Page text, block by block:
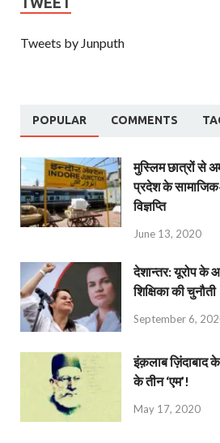
Tweets by Junputh
POPULAR COMMENTS
मुस्लिम छात्रों से
प्रदेश के
विज्ञप्ति
June 13, 2020
देशान्‍तर: यूरोप के
शिक्षिका की चुनौती
September 6,
इंक़लाब ज़िंदाबाद
के तीन ‘एम’!
May 17, 2020